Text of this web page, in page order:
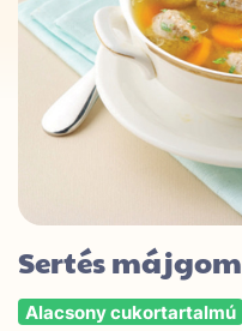
Sertés
Alacsony cukortartalmú